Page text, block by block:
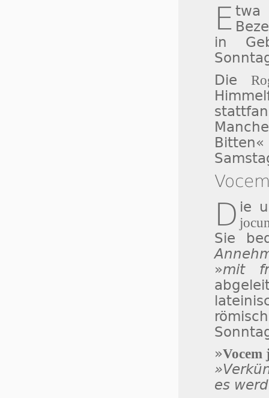
E twa
in
Die
D ie
Sie
»mit
»Vocem
es